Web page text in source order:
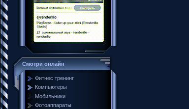
Смотри онлайн
Фитнес тренинг
Компьютеры
Мобильники
Фотоаппараты